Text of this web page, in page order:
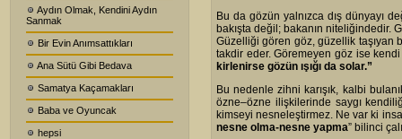
Aydın Olmak, Kendini Aydın
Sanmak
Bir Evin Anımsattıkları
Ana Sütü Gibi Bedava
Samatya Kaçamakları
Baba ve Oyuncak
hepsi
Bu da gözün yalnızca dış dünyayı
bakışta değil; bakanın niteliğindedir.
Güzelliği gören göz, güzellik taşıyan
takdir eder. Göremeyen göz ise
kirlenirse gözün ışığı da solar.”
Bu nedenle zihni karışık, kalbi
özne–özne ilişkilerinde saygı
kimseyi nesneleştirmez. Ne var ki
nesne olma-nesne yapma” bilinci